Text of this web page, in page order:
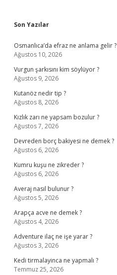
Sidebar
Son Yazılar
Osmanlıca’da efraz ne anlama gelir ?
Ağustos 10, 2026
Vurgun şarkısını kim söylüyor ?
Ağustos 9, 2026
Kutanöz nedir tip ?
Ağustos 8, 2026
Kızlık zarı ne yapsam bozulur ?
Ağustos 7, 2026
Devreden borç bakiyesi ne demek ?
Ağustos 6, 2026
Kumru kuşu ne zikreder ?
Ağustos 6, 2026
Averaj nasıl bulunur ?
Ağustos 5, 2026
Arapça acve ne demek ?
Ağustos 4, 2026
Adventure ilaç ne işe yarar ?
Ağustos 3, 2026
Kedi tirmalayinca ne yapmalı ?
Temmuz 25, 2026